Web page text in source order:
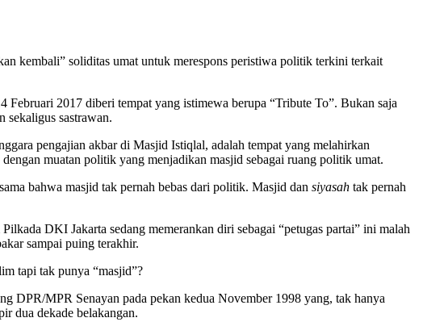
kembali” soliditas umat untuk merespons peristiwa politik terkini terkait
2017 diberi tempat yang istimewa berupa “Tribute To”. Bukan saja
sekaligus sastrawan.
pengajian akbar di Masjid Istiqlal, adalah tempat yang melahirkan
muatan politik yang menjadikan masjid sebagai ruang politik umat.
bahwa masjid tak pernah bebas dari politik. Masjid dan siyasah tak pernah
DKI Jakarta sedang memerankan diri sebagai “petugas partai” ini malah
sampai puing terakhir.
tapi tak punya “masjid”?
DPR/MPR Senayan pada pekan kedua November 1998 yang, tak hanya
dua dekade belakangan.